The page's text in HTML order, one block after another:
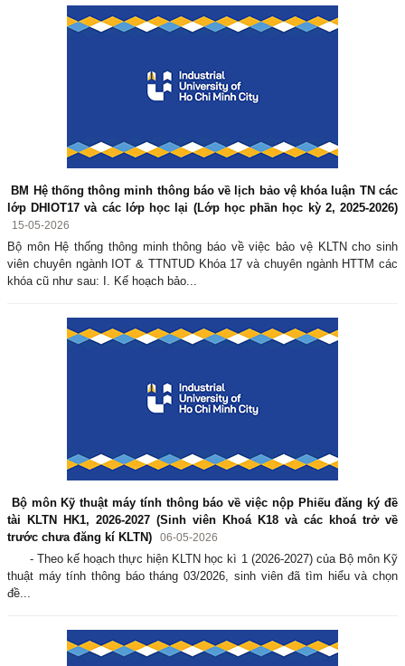
BM Hệ thống thông minh thông báo về lịch bảo vệ khóa luận TN các
lớp DHIOT17 và các lớp học lại (Lớp học phần học kỳ 2, 2025-2026)
15-05-2026
Bộ môn Hệ thống thông minh thông báo về việc bảo vệ KLTN cho sinh
viên chuyên ngành IOT & TTNTUD Khóa 17 và chuyên ngành HTTM các
khóa cũ như sau: I. Kế hoạch bảo...
Bộ môn Kỹ thuật máy tính thông báo về việc nộp Phiếu đăng ký đề
tài KLTN HK1, 2026-2027 (Sinh viên Khoá K18 và các khoá trở về
trước chưa đăng kí KLTN)
06-05-2026
- Theo kế hoạch thực hiện KLTN học kì 1 (2026-2027) của Bộ môn Kỹ
thuật máy tính thông báo tháng 03/2026, sinh viên đã tìm hiểu và chọn
đề...